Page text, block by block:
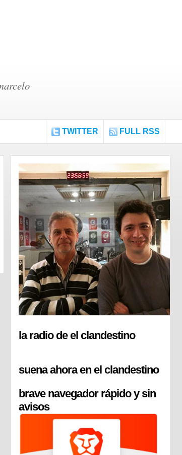
TWITTER FULL RSS
la radio de el clandestino
suena ahora en el clandestino
brave navegador rápido y sin
avisos